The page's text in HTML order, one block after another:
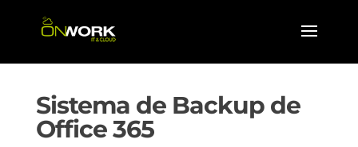
Sistema de Backup de
Office 365